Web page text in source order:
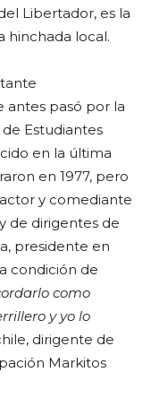
Libertador, es la
hinchada local.
antes pasó por la
Estudiantes
en la última
en 1977, pero
y comediante
de dirigentes de
presidente en
condición de
como
y yo lo
dirigente de
Markitos